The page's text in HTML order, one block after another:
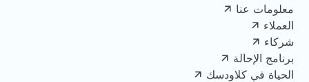
معلومات عنا
العملاء
شركاء
برنامج الإحالة
الحياة في كلاودسك